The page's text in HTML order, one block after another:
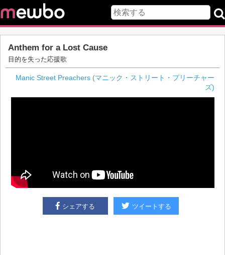
Anthem for a Lost Cause
目的を失った応援歌
Manic Street Preachers (マニック・ストリート・プリーチャー
ズ)
シェアする ツイートする